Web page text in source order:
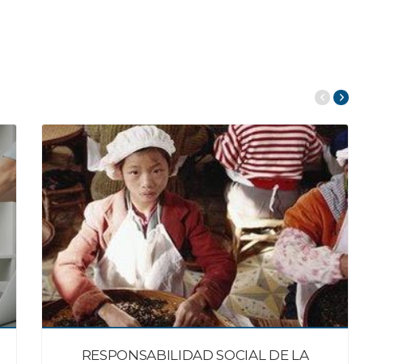
RESPONSABILIDAD SOCIAL DE LA